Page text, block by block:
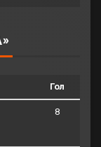
Гол
8